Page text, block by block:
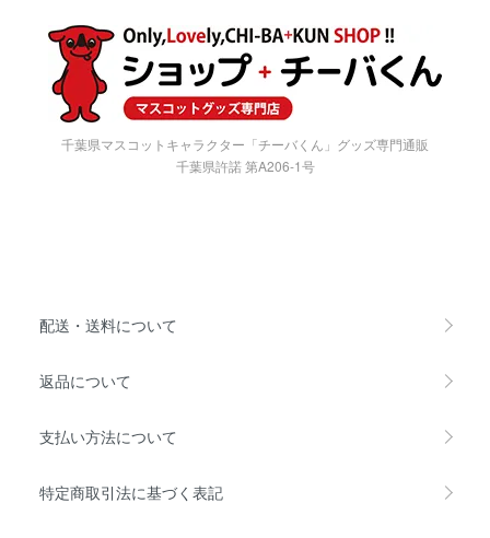
千葉県マスコットキャラクター「チーバくん」グッズ専門通販
千葉県許諾 第A206-1号
配送・送料について
返品について
支払い方法について
特定商取引法に基づく表記